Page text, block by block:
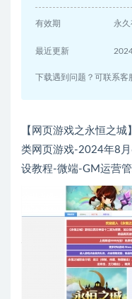
有效期 永久
最近更新
下载遇到问题？可联系客
【网页游戏之永恒之
类网页游戏-2024年8
设教程-微端-GM运营